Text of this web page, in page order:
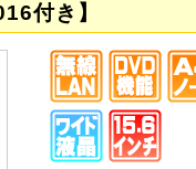
付き】